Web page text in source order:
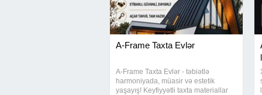
A-Frame Taxta Evlər
A-Frame Taxta Evlər - təbiətlə
harmoniyada, müasir və estetik
yaşayış! Keyfiyyətli taxta materiallar